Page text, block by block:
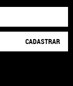
CADASTRAR